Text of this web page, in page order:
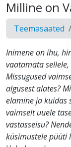
Milline on
Teemasaated
Inimene on ihu,
vaatamata
Missugused
algusest alates?
elamine ja kuidas
vaimselt uuele
vastasseisu?
küsimustele püüti